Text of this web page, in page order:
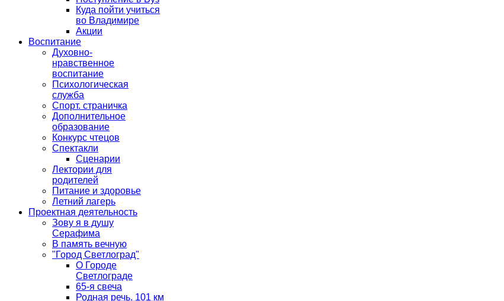
Куда пойти учиться
во Владимире
Акции
Воспитание
Духовно-
нравственное
воспитание
Психологическая
служба
Спорт. страничка
Дополнительное
образование
Конкурс чтецов
Спектакли
Сценарии
Лектории для
родителей
Питание и здоровье
Летний лагерь
Проектная деятельность
Зову я в душу
Серафима
В память вечную
"Город Светлоград"
О Городе
Светлограде
65-я свеча
Родная речь. 101 км